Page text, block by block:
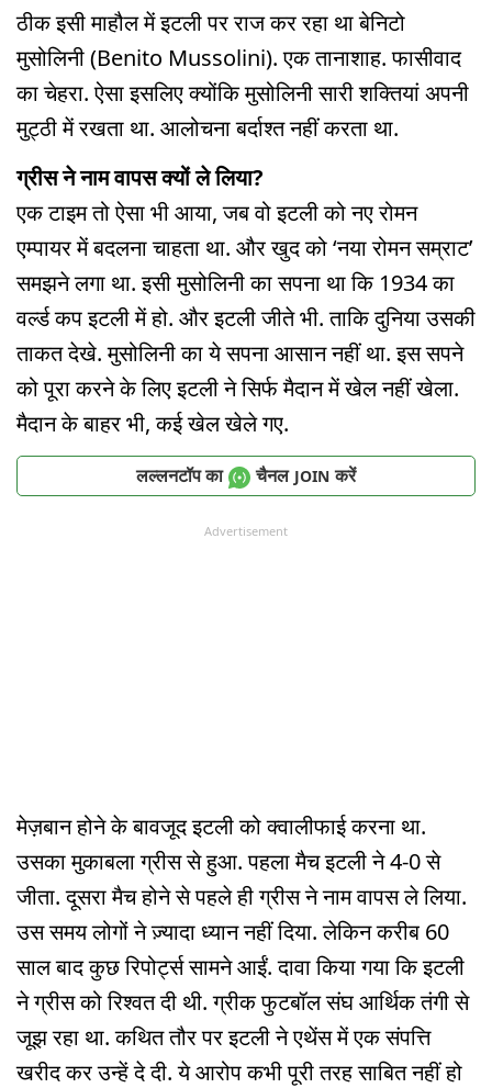
ठीक इसी माहौल में इटली पर राज कर रहा था बेनिटो
मुसोलिनी (Benito Mussolini). एक तानाशाह. फासीवाद
का चेहरा. ऐसा इसलिए क्योंकि मुसोलिनी सारी शक्तियां अपनी
मुट्ठी में रखता था. आलोचना बर्दाश्त नहीं करता था.
ग्रीस ने नाम वापस क्यों ले लिया?
एक टाइम तो ऐसा भी आया, जब वो इटली को नए रोमन
एम्पायर में बदलना चाहता था. और खुद को ‘नया रोमन सम्राट’
समझने लगा था. इसी मुसोलिनी का सपना था कि 1934 का
वर्ल्ड कप इटली में हो. और इटली जीते भी. ताकि दुनिया उसकी
ताकत देखे. मुसोलिनी का ये सपना आसान नहीं था. इस सपने
को पूरा करने के लिए इटली ने सिर्फ मैदान में खेल नहीं खेला.
मैदान के बाहर भी, कई खेल खेले गए.
लल्लनटॉप का चैनल JOIN करें
Advertisement
मेज़बान होने के बावजूद इटली को क्वालीफाई करना था.
उसका मुकाबला ग्रीस से हुआ. पहला मैच इटली ने 4-0 से
जीता. दूसरा मैच होने से पहले ही ग्रीस ने नाम वापस ले लिया.
उस समय लोगों ने ज़्यादा ध्यान नहीं दिया. लेकिन करीब 60
साल बाद कुछ रिपोर्ट्स सामने आईं. दावा किया गया कि इटली
ने ग्रीस को रिश्वत दी थी. ग्रीक फुटबॉल संघ आर्थिक तंगी से
जूझ रहा था. कथित तौर पर इटली ने एथेंस में एक संपत्ति
खरीद कर उन्हें दे दी. ये आरोप कभी पूरी तरह साबित नहीं हो